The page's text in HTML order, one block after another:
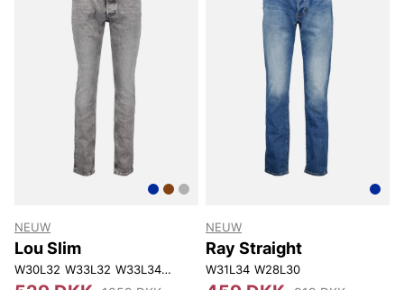
NEUW
Lou Slim
W30L32 W33L32 W33L34 W34L34 W36L34
NEUW
Ray Straight
W31L34 W28L30